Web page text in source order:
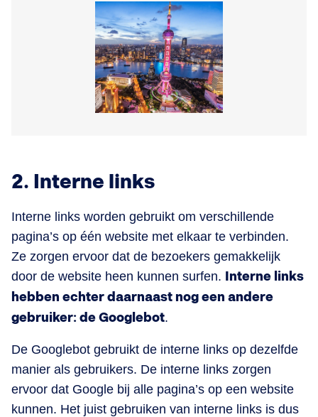
2. Interne links
Interne links worden gebruikt om verschillende
pagina’s op één website met elkaar te verbinden.
Ze zorgen ervoor dat de bezoekers gemakkelijk
door de website heen kunnen surfen. Interne links
hebben echter daarnaast nog een andere
gebruiker: de Googlebot.
De Googlebot gebruikt de interne links op dezelfde
manier als gebruikers. De interne links zorgen
ervoor dat Google bij alle pagina’s op een website
kunnen. Het juist gebruiken van interne links is dus